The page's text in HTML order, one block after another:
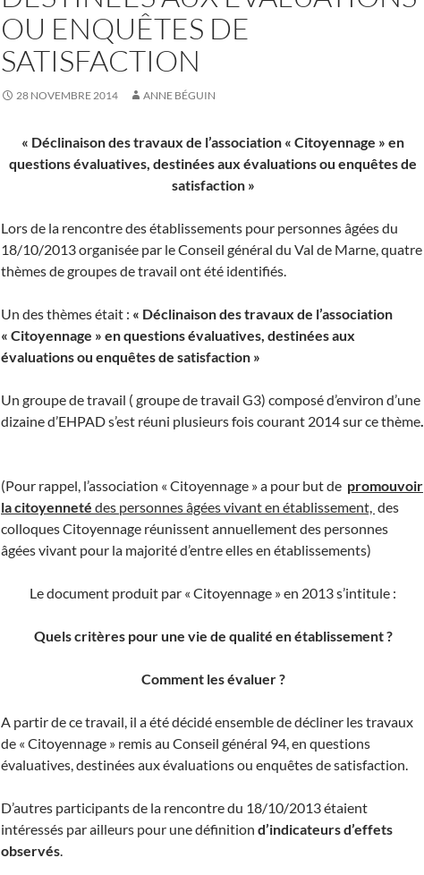
OU ENQUÊTES DE
SATISFACTION
28 NOVEMBRE 2014 ANNE BÉGUIN
« Déclinaison des travaux de l’association « Citoyennage » en
questions évaluatives, destinées aux évaluations ou enquêtes de
satisfaction »
Lors de la rencontre des établissements pour personnes âgées du
18/10/2013 organisée par le Conseil général du Val de Marne, quatre
thèmes de groupes de travail ont été identifiés.
Un des thèmes était : « Déclinaison des travaux de l’association
« Citoyennage » en questions évaluatives, destinées aux
évaluations ou enquêtes de satisfaction »
Un groupe de travail ( groupe de travail G3) composé d’environ d’une
dizaine d’EHPAD s’est réuni plusieurs fois courant 2014 sur ce thème.
(Pour rappel, l’association « Citoyennage » a pour but de promouvoir
la citoyenneté des personnes âgées vivant en établissement, des
colloques Citoyennage réunissent annuellement des personnes
âgées vivant pour la majorité d’entre elles en établissements)
Le document produit par « Citoyennage » en 2013 s’intitule :
Quels critères pour une vie de qualité en établissement ?
Comment les évaluer ?
A partir de ce travail, il a été décidé ensemble de décliner les travaux
de « Citoyennage » remis au Conseil général 94, en questions
évaluatives, destinées aux évaluations ou enquêtes de satisfaction.
D’autres participants de la rencontre du 18/10/2013 étaient
intéressés par ailleurs pour une définition d’indicateurs d’effets
observés.